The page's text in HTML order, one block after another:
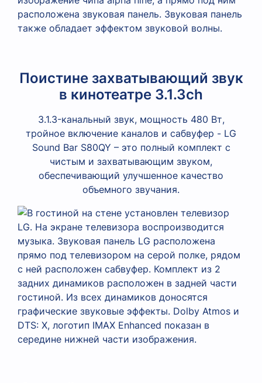
Поистине захватывающий звук
в кинотеатре 3.1.3ch
3.1.3-канальный звук, мощность 480 Вт,
тройное включение каналов и сабвуфер - LG
Sound Bar S80QY – это полный комплект с
чистым и захватывающим звуком,
обеспечивающий улучшенное качество
объемного звучания.